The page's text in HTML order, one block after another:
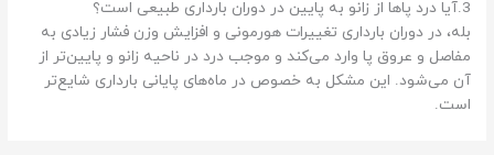
3.آیا درد پاها از زانو به پایین در دوران بارداری طبیعی است؟
بله، در دوران بارداری تغییرات هورمونی و افزایش وزن فشار زیادی به
مفاصل و عروق پا وارد می‌کند و موجب درد در ناحیه زانو و پایین‌تر از
آن می‌شود. این مشکل به خصوص در ماه‌های پایانی بارداری شایع‌تر
است.